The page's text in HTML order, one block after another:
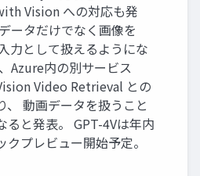
Vision への対応も発
ータだけでなく画像を
力として扱えるようにな
Azure内の別サービス
Video Retrieval との
、 動画データを扱うこと
ると発表。 GPT-4Vは年内
クプレビュー開始予定。